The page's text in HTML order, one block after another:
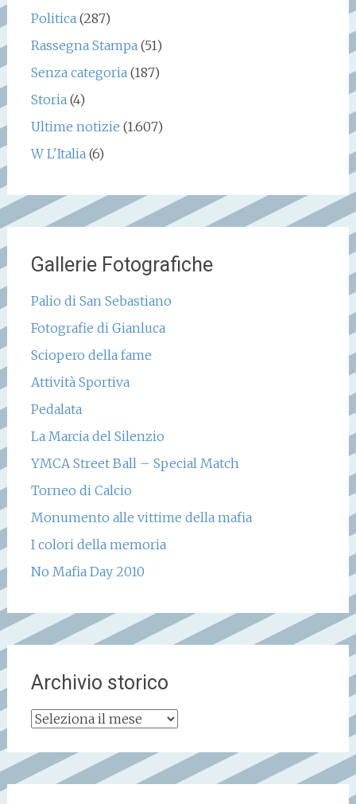
Politica(287)
Rassegna Stampa(51)
Senza categoria(187)
Storia(4)
Ultime notizie (1.607)
W L'Italia(6)
Gallerie Fotografiche
Palio di San Sebastiano
Fotografie di Gianluca
Sciopero della fame
Attività Sportiva
Pedalata
La Marcia del Silenzio
YMCA Street Ball – Special Match
Torneo di Calcio
Monumento alle vittime della mafia
I colori della memoria
No Mafia Day 2010
Archivio storico
Archivio